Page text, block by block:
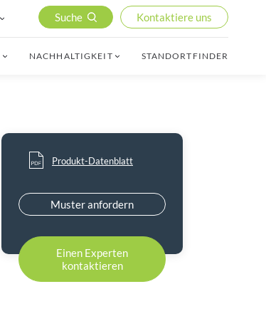
Suche Kontaktiere uns
NACHHALTIGKEIT STANDORTFINDER
Produkt-Datenblatt
Muster anfordern
Einen Experten
kontaktieren